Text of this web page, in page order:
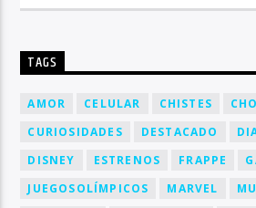
TAGS
AMOR CELULAR CHISTES
CURIOSIDADES
DESTACADO
DISNEY
ESTRENOS FRAPPE
JUEGOSOLÍMPICOS
MARVEL